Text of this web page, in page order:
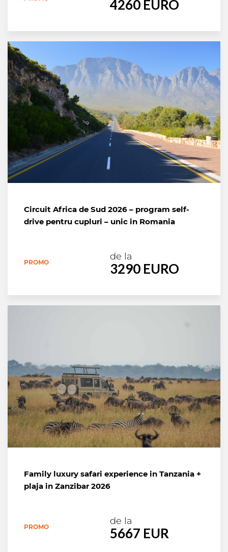
4260 EURO
Circuit Africa de Sud 2026 – program self-
drive pentru cupluri – unic in Romania
PROMO
de la
3290 EURO
Family luxury safari experience in Tanzania +
plaja in Zanzibar 2026
PROMO
de la
5667 EUR